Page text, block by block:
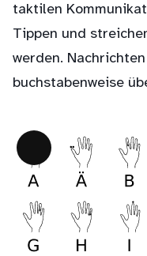
taktilen
Tippen und
werden.
buchstabenweise
Lange
Beschreibung